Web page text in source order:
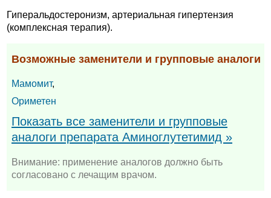
Гиперальдостеронизм, артериальная гипертензия
(комплексная терапия).
Возможные заменители и групповые аналоги
Мамомит,
Ориметен
Показать все заменители и групповые
аналоги препарата Аминоглутетимид »
Внимание: применение аналогов должно быть
согласовано с лечащим врачом.